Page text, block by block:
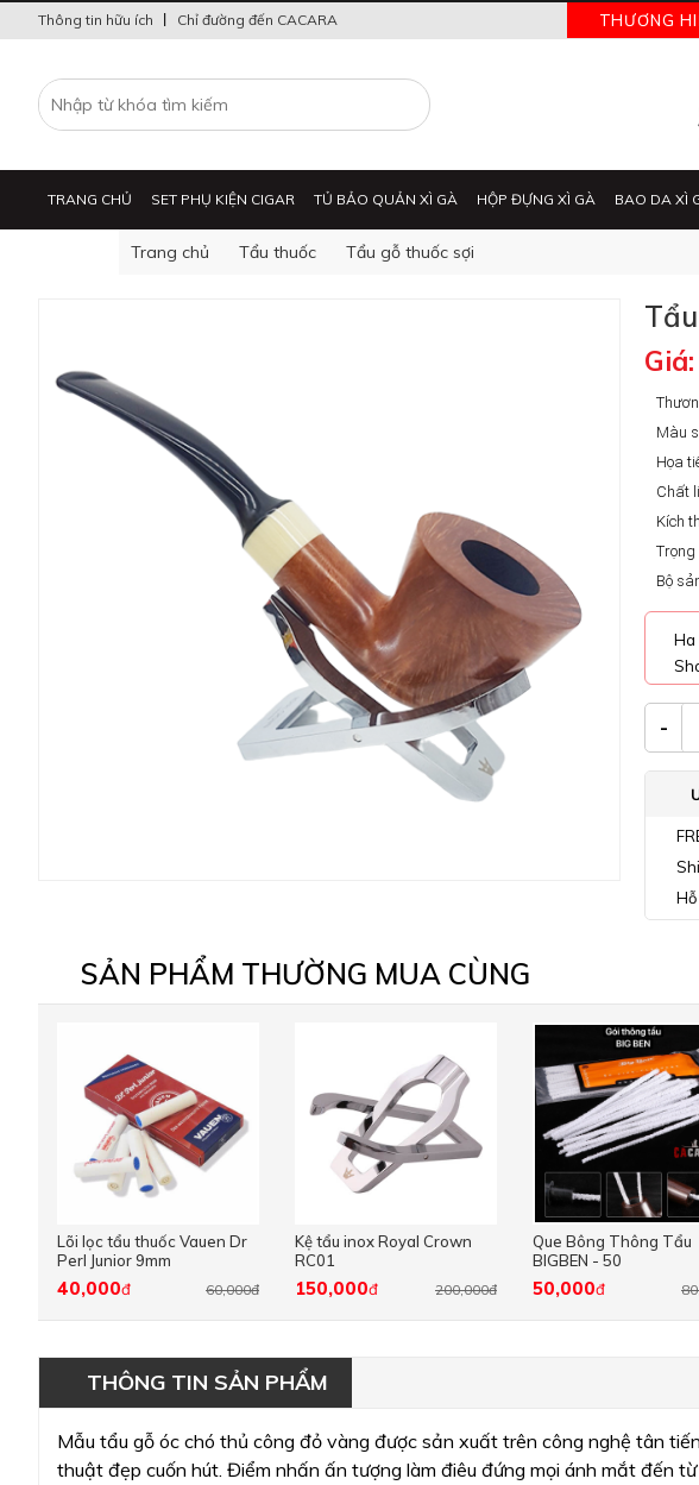
THƯƠNG
Thông tin hữu ích Chỉ đường đến CACARA
TRANG CHỦ SET PHỤ KIỆN CIGAR TỦ BẢO QUẢN XÌ GÀ HỘP ĐỰNG XÌ GÀ BAO DA XÌ
Trang chủ Tẩu thuốc Tẩu gỗ thuốc sợi
Màu
Họa
Chất
Kích
Bộ
Ha
-
SẢN PHẨM THƯỜNG MUA CÙNG
Lõi lọc tẩu thuốc Vauen Dr
Perl Junior 9mm
60,000đ
40,000đ
Kệ tẩu inox Royal Crown
RC01
200,000đ
150,000đ
Que Bông Thông Tẩu
BIGBEN - 50
50,000đ
THÔNG TIN SẢN PHẨM
Mẫu tẩu gỗ óc chó thủ công đỏ vàng được sản xuất trên công nghệ tân
thuật đẹp cuốn hút. Điểm nhấn ấn tượng làm điêu đứng mọi ánh mắt đến